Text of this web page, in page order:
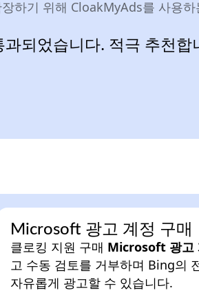
하기 위해 CloakMyAds를 사용하
되었습니다. 적극 추천합
Microsoft 광고 계정 구매
클로킹 지원 구매 Microsoft 광고
고 수동 검토를 거부하며 Bing의
자유롭게 광고할 수 있습니다.